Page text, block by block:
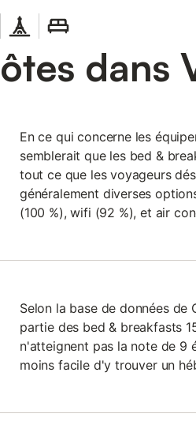
dans
En ce qui concerne les
semblerait que les bed &
tout ce que les voyageurs
généralement diverses
(100 %), wifi (92 %), et air
Selon la base de données de
partie des bed & breakfasts
n'atteignent pas la note de 9
moins facile d'y trouver un